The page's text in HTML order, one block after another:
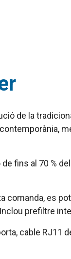
de la
fins al 70 %
comanda, es
prefiltre
cable RJ11